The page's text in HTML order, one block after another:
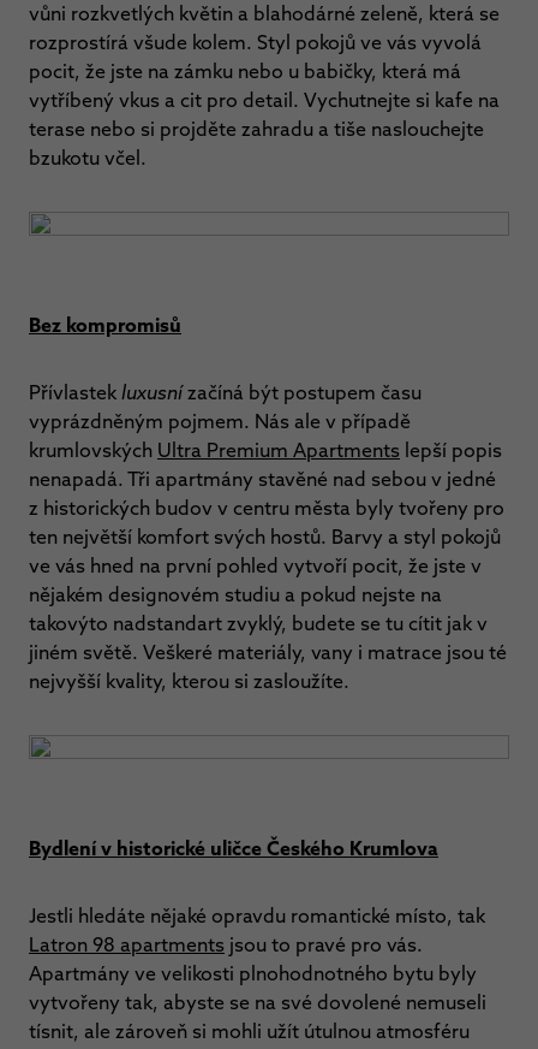
vůni rozkvetlých květin a blahodárné zeleně, která se
rozprostírá všude kolem. Styl pokojů ve vás vyvolá
pocit, že jste na zámku nebo u babičky, která má
vytříbený vkus a cit pro detail. Vychutnejte si kafe na
terase nebo si projděte zahradu a tiše naslouchejte
bzukotu včel.
Bez kompromisů
Přívlastekluxusnízačíná být postupem času
vyprázdněným pojmem. Nás ale v případě
krumlovských Ultra Premium Apartments lepší popis
nenapadá. Tři apartmány stavěné nad sebou v jedné
z historických budov v centru města byly tvořeny pro
ten největší komfort svých hostů. Barvy a styl pokojů
ve vás hned na první pohled vytvoří pocit, že jste v
nějakém designovém studiu a pokud nejste na
takovýto nadstandart zvyklý, budete se tu cítit jak v
jiném světě. Veškeré materiály, vany i matrace jsou té
nejvyšší kvality, kterou si zasloužíte.
Bydlení v historické uličce Českého Krumlova
Jestli hledáte nějaké opravdu romantické místo, tak
Latron 98 apartments jsou to pravé pro vás.
Apartmány ve velikosti plnohodnotného bytu byly
vytvořeny tak, abyste se na své dovolené nemuseli
tísnit, ale zároveň si mohli užít útulnou atmosféru